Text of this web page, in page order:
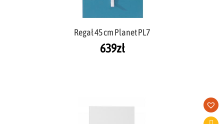
Regał 45 cm Planet PL7
639zł